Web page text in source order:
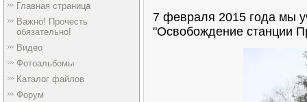
Главная страница
Важно! Прочесть
обязательно!
Видео
Фотоальбомы
Каталог файлов
Форум
7 февраля 2015 года мы
"Освобождение станции